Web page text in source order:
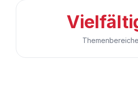
Themenbereiche